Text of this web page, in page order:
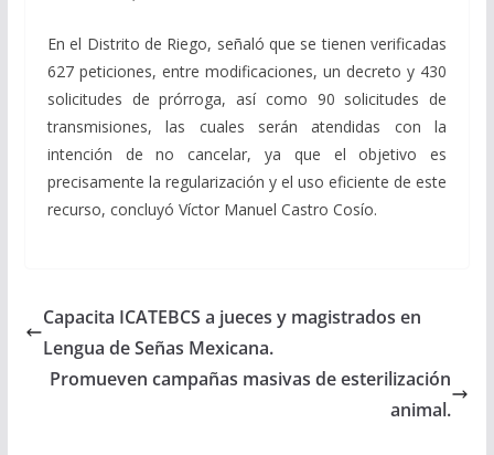
En el Distrito de Riego, señaló que se tienen verificadas
627 peticiones, entre modificaciones, un decreto y 430
solicitudes de prórroga, así como 90 solicitudes de
transmisiones, las cuales serán atendidas con la
intención de no cancelar, ya que el objetivo es
precisamente la regularización y el uso eficiente de este
recurso, concluyó Víctor Manuel Castro Cosío.
Capacita ICATEBCS a jueces y magistrados en
Lengua de Señas Mexicana.
Promueven campañas masivas de esterilización
animal.